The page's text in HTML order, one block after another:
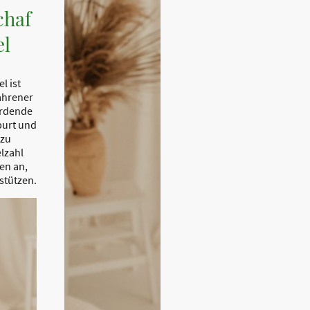
ist
und
an,